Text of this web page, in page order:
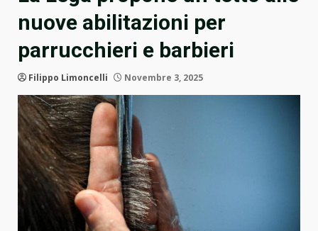
nuove abilitazioni per
parrucchieri e barbieri
Filippo Limoncelli Novembre 3, 2025